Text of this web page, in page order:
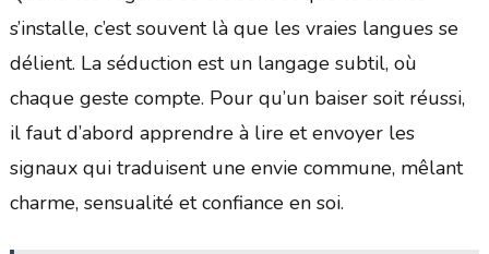
s’installe, c’est souvent là que les vraies langues se
délient. La séduction est un langage subtil, où
chaque geste compte. Pour qu’un baiser soit réussi,
il faut d’abord apprendre à lire et envoyer les
signaux qui traduisent une envie commune, mêlant
charme, sensualité et confiance en soi.